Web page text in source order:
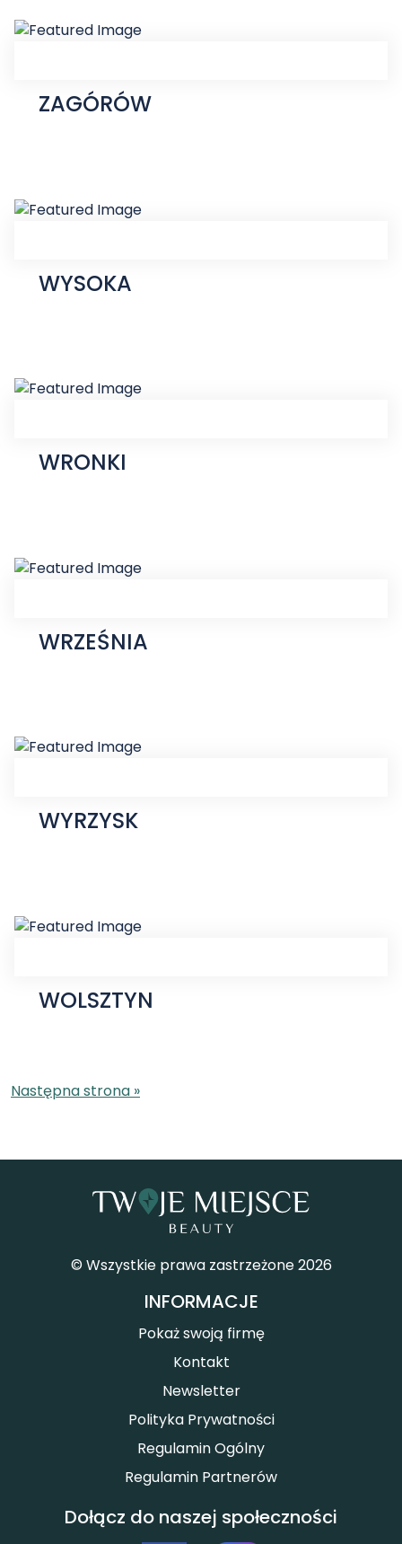
ZAGÓRÓW
WYSOKA
WRONKI
WRZEŚNIA
WYRZYSK
WOLSZTYN
Następna strona »
© Wszystkie prawa zastrzeżone 2026
INFORMACJE
Pokaż swoją firmę
Kontakt
Newsletter
Polityka Prywatności
Regulamin Ogólny
Regulamin Partnerów
Dołącz do naszej społeczności